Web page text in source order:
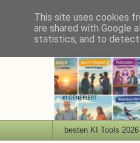
besten KI Tools 2026
This site uses cookies
are shared with Google
statistics, and to detect